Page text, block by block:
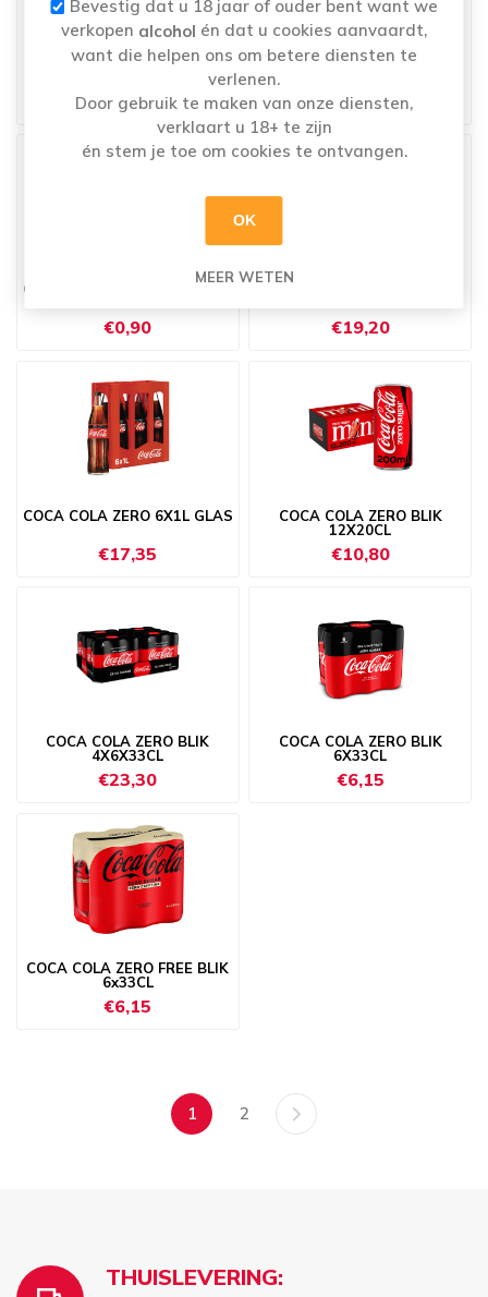
COCA COLA PET 8X25CL
€9,90
COCA COLA ZERO 1L GLAS
€3,00
COCA COLA ZERO 20CL GLAS
€0,90 €19,20
COCA COLA ZERO 6X1L GLAS
€17,35
COCA COLA ZERO BLIK
12X20CL
€10,80
COCA COLA ZERO BLIK
4X6X33CL
€23,30
COCA COLA ZERO BLIK
6X33CL
€6,15
COCA COLA ZERO FREE BLIK
6x33CL
€6,15
1 2
THUISLEVERING:
Bevestig dat u 18 jaar of ouder bent want we
verkopen alcohol én dat u cookies aanvaardt,
want die helpen ons om betere diensten te
verlenen.
Door gebruik te maken van onze diensten,
verklaart u 18+ te zijn
én stem je toe om cookies te ontvangen.
OK
MEER WETEN